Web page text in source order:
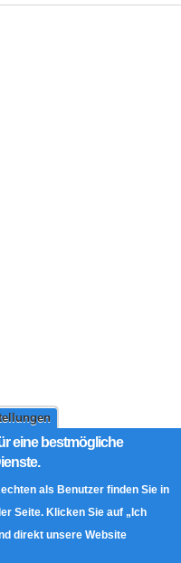
eine bestmögliche
als Benutzer finden Sie in
Seite. Klicken Sie auf „Ich
direkt unsere Website